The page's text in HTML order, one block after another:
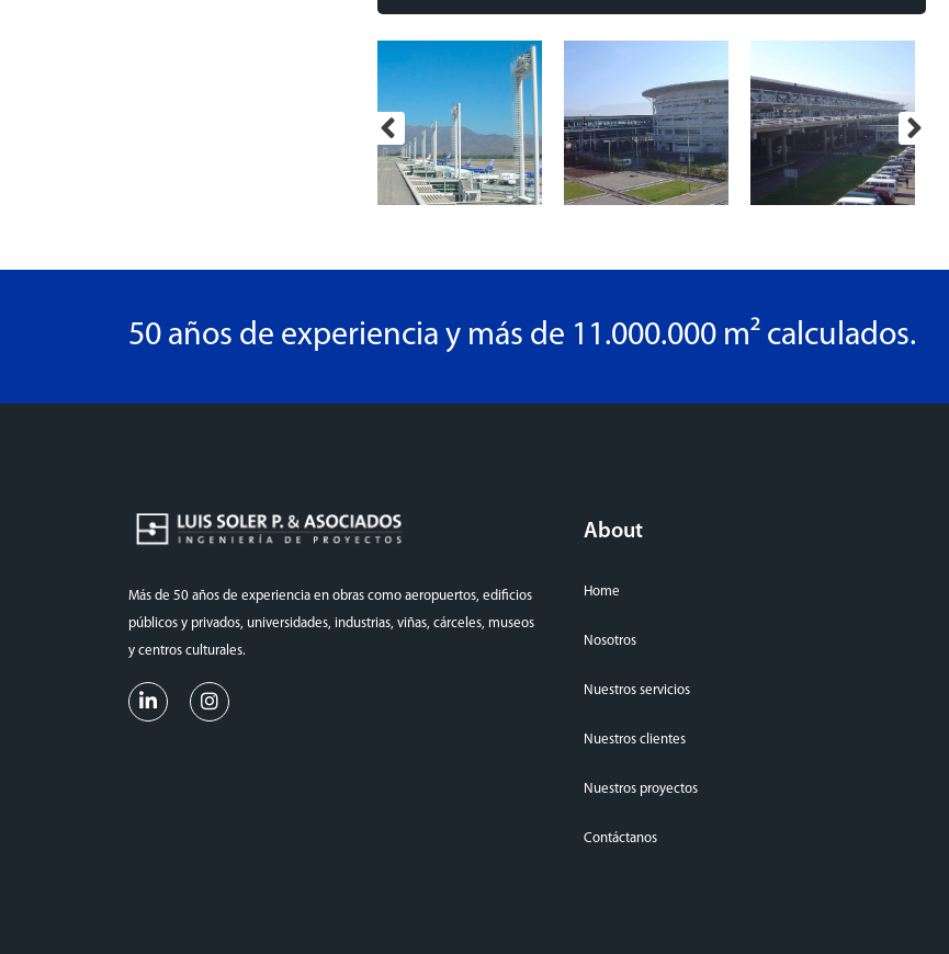
50 años de experiencia y más de 11.000.000 m² calculados.
Más de 50 años de experiencia en obras como aeropuertos, edificios
públicos y privados, universidades, industrias, viñas, cárceles, museos
y centros culturales.
About
Home
Nosotros
Nuestros servicios
Nuestros clientes
Nuestros proyectos
Contáctanos